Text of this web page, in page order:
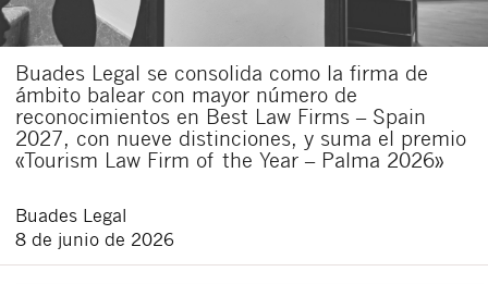
Buades Legal se consolida como la firma de
ámbito balear con mayor número de
reconocimientos en Best Law Firms – Spain
2027, con nueve distinciones, y suma el premio
«Tourism Law Firm of the Year – Palma 2026»
Buades Legal
8 de junio de 2026